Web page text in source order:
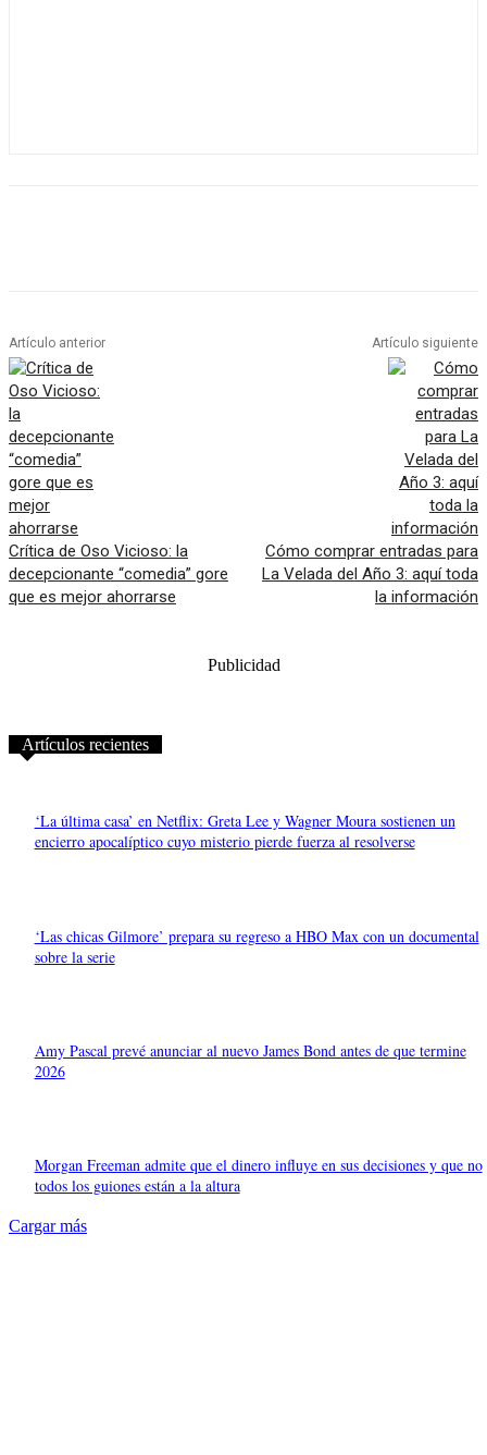
Artículo anterior
Crítica de Oso Vicioso: la
decepcionante “comedia” gore
que es mejor ahorrarse
Artículo siguiente
Cómo comprar entradas para
La Velada del Año 3: aquí toda
la información
Publicidad
Artículos recientes
‘La última casa’ en Netflix: Greta Lee y Wagner Moura sostienen un
encierro apocalíptico cuyo misterio pierde fuerza al resolverse
‘Las chicas Gilmore’ prepara su regreso a HBO Max con un documental
sobre la serie
Amy Pascal prevé anunciar al nuevo James Bond antes de que termine
2026
Morgan Freeman admite que el dinero influye en sus decisiones y que no
todos los guiones están a la altura
Cargar más